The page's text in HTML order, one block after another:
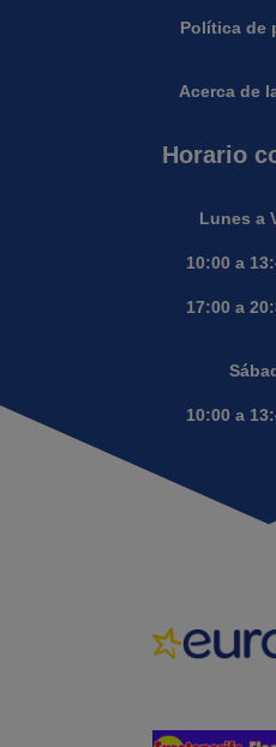
Política de
Acerca de
Horario
Lunes a
10:00 a
17:00 a
10:00 a